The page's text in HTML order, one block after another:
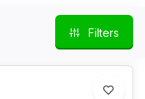
Filters